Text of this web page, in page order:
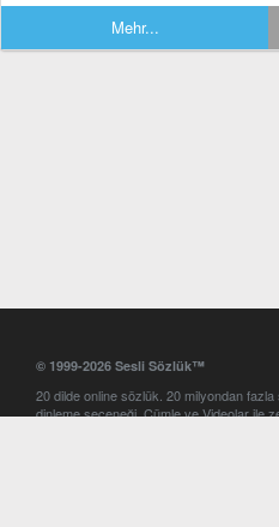
Mehr...
© 1999-2026 Sesli Sözlük™
20 dilde online sözlük. 20 milyondan
dinleme seçeneği. Cümle ve Videolar ile